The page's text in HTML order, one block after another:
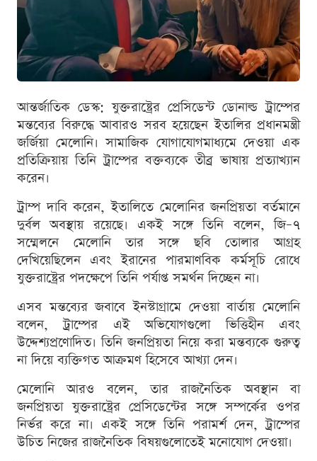
আন্তর্জাতিক ডেস্ক: যুক্তরাষ্ট্রের প্রেসিডেন্ট ডোনাল্ড ট্রাম্পের
মন্তব্যের বিরুদ্ধে আবারও সরব হয়েছেন ইতালির প্রধানমন্ত্রী
জর্জিয়া মেলোনি। সামাজিক যোগাযোগমাধ্যমে দেওয়া এক
প্রতিক্রিয়ায় তিনি ট্রাম্পের বক্তব্যকে তীব্র ভাষায় প্রত্যাখ্যান
করেন।
ট্রাম্প দাবি করেন, ইতালিতে মেলোনির জনপ্রিয়তা বর্তমানে
দুর্বল অবস্থায় রয়েছে। একই সঙ্গে তিনি বলেন, জি–৭
সম্মেলনে মেলোনি তার সঙ্গে ছবি তোলার আগ্রহ
দেখিয়েছিলেন এবং ইরানের পারমাণবিক কর্মসূচি রোধে
যুক্তরাষ্ট্রের পদক্ষেপে তিনি পর্যাপ্ত সমর্থন দিচ্ছেন না।
এসব মন্তব্যের জবাবে ইনস্টাগ্রামে দেওয়া বার্তায় মেলোনি
বলেন, ট্রাম্পের এই অভিযোগগুলো ভিত্তিহীন এবং
উদ্দেশ্যপ্রণোদিত। তিনি জনপ্রিয়তা নিয়ে করা মন্তব্যকে গুরুত্ব
না দিয়ে ব্যক্তিগত আক্রমণ হিসেবে আখ্যা দেন।
মেলোনি আরও বলেন, তার রাজনৈতিক অবস্থান বা
জনপ্রিয়তা যুক্তরাষ্ট্রের প্রেসিডেন্টের সঙ্গে সম্পর্কের ওপর
নির্ভর করে না। একই সঙ্গে তিনি পরামর্শ দেন, ট্রাম্পের
উচিত নিজের রাজনৈতিক বিষয়গুলোতেই মনোযোগ দেওয়া।